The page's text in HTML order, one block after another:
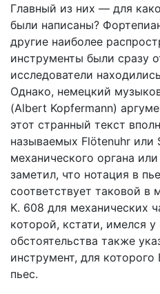
Главный из них — для
были написаны?
другие наиболее
инструменты были сразу
исследователи
Однако, немецкий
(Albert Kopfermann)
этот странный текст
называемых Flötenuhr или
механического органа
заметил, что нотация в
соответствует таковой в
K. 608 для механических
которой, кстати, имелся
обстоятельства также
инструмент, для
пьес.